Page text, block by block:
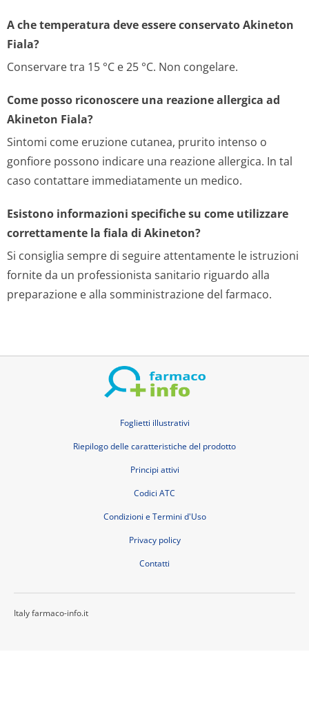
A che temperatura deve essere conservato Akineton
Fiala?
Conservare tra 15 °C e 25 °C. Non congelare.
Come posso riconoscere una reazione allergica ad
Akineton Fiala?
Sintomi come eruzione cutanea, prurito intenso o
gonfiore possono indicare una reazione allergica. In tal
caso contattare immediatamente un medico.
Esistono informazioni specifiche su come utilizzare
correttamente la fiala di Akineton?
Si consiglia sempre di seguire attentamente le istruzioni
fornite da un professionista sanitario riguardo alla
preparazione e alla somministrazione del farmaco.
Foglietti illustrativi
Riepilogo delle caratteristiche del prodotto
Principi attivi
Codici ATC
Condizioni e Termini d'Uso
Privacy policy
Contatti
Italy farmaco-info.it